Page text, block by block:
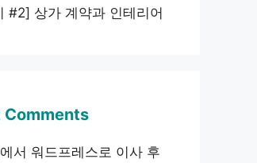
#2] 상가 계약과 인테리어
Comments
서 워드프레스로 이사 후